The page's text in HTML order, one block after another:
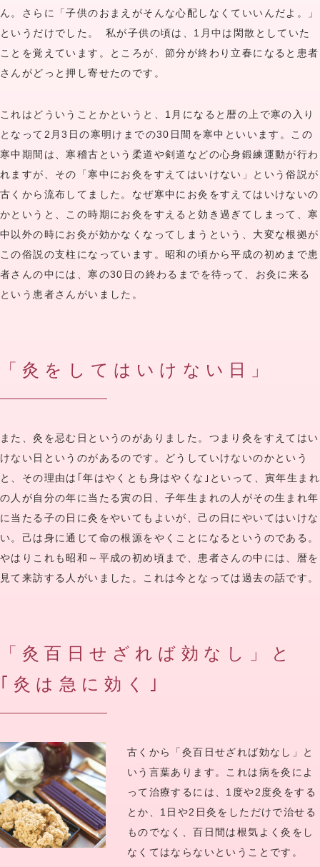
ん。さらに「子供のおまえがそんな心配しなくていいんだよ。」
というだけでした。 私が子供の頃は、1月中は閑散としていた
ことを覚えています。ところが、節分が終わり立春になると患者
さんがどっと押し寄せたのです。
これはどういうことかというと、1月になると暦の上で寒の入り
となって2月3日の寒明けまでの30日間を寒中といいます。この
寒中期間は、寒稽古という柔道や剣道などの心身鍛練運動が行わ
れますが、その「寒中にお灸をすえてはいけない」という俗説が
古くから流布してました。なぜ寒中にお灸をすえてはいけないの
かというと、この時期にお灸をすえると効き過ぎてしまって、寒
中以外の時にお灸が効かなくなってしまうという、大変な根拠が
この俗説の支柱になっています。昭和の頃から平成の初めまで患
者さんの中には、寒の30日の終わるまでを待って、お灸に来る
という患者さんがいました。
「灸をしてはいけない日」
また、灸を忌む日というのがありました。つまり灸をすえてはい
けない日というのがあるのです。どうしていけないのかという
と、その理由は｢年はやくとも身はやくな｣といって、寅年生まれ
の人が自分の年に当たる寅の日、子年生まれの人がその生まれ年
に当たる子の日に灸をやいてもよいが、己の日にやいてはいけな
い。己は身に通じて命の根源をやくことになるというのである。
やはりこれも昭和～平成の初め頃まで、患者さんの中には、暦を
見て来訪する人がいました。これは今となっては過去の話です。
「灸百日せざれば効なし」と
｢灸は急に効く｣
古くから「灸百日せざれば効なし」と
いう言葉あります。これは病を灸によ
って治療するには、1度や2度灸をする
とか、1日や2日灸をしただけで治せる
ものでなく、百日間は根気よく灸をし
なくてはならないということです。